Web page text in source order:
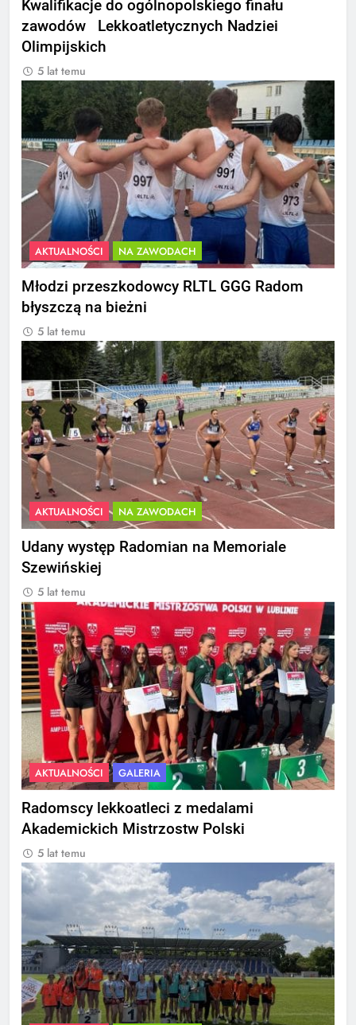
Kwalifikacje do ogólnopolskiego finału
zawodów Lekkoatletycznych Nadziei
Olimpijskich
5 lat temu
AKTUALNOŚCI NA ZAWODACH
Młodzi przeszkodowcy RLTL GGG Radom
błyszczą na bieżni
5 lat temu
AKTUALNOŚCI NA ZAWODACH
Udany występ Radomian na Memoriale
Szewińskiej
5 lat temu
AKTUALNOŚCI GALERIA
Radomscy lekkoatleci z medalami
Akademickich Mistrzostw Polski
5 lat temu